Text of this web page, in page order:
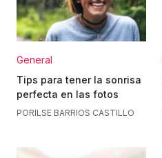
General
Tips para tener la sonrisa
perfecta en las fotos
PORILSE BARRIOS CASTILLO